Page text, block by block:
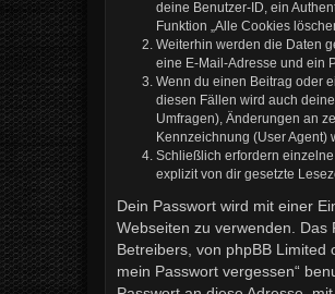
deine Benutzer-ID, ein
Funktion „Alle Cookies
Weiterhin werden die Daten
eine E-Mail-Adresse und ein
Wenn du einen Beitrag oder
diesen Fällen wird auch
Umfragen), Änderungen an
Kennzeichnung (User Agent)
Schließlich erfordern
explizit von dir gesetzte
Dein Passwort wird mit einer
Webseiten zu verwenden.
Betreibers, von phpBB Limited
mein Passwort vergessen“